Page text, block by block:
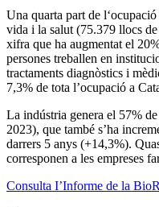
Una quarta part de
vida i la salut (75.379 llocs
xifra que ha augmentat el
persones treballen en
tractaments diagnòstics i
7,3% de tota l’ocupació a
La indústria genera el 57%
2023), que també s’ha
darrers 5 anys (+14,3%).
corresponen a les empreses
Consulta I’Informe de la